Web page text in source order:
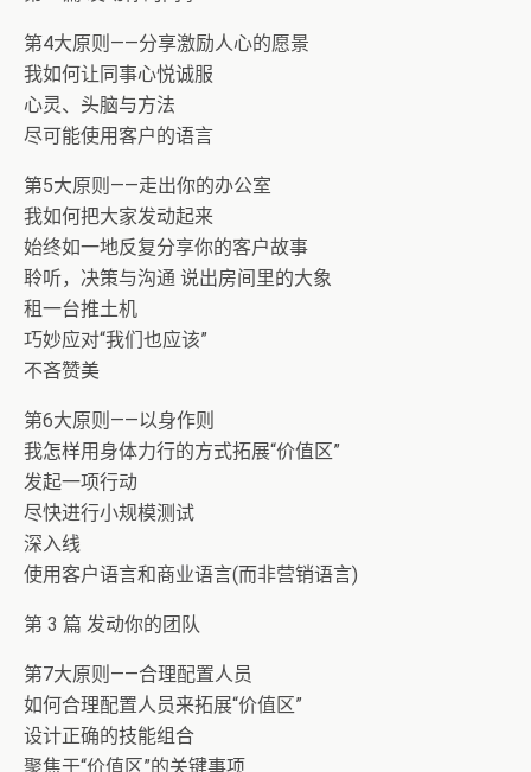
第4大原则——分享激励人心的愿景
我如何让同事心悦诚服
心灵、头脑与方法
尽可能使用客户的语言
第5大原则——走出你的办公室
我如何把大家发动起来
始终如一地反复分享你的客户故事
聆听，决策与沟通 说出房间里的大象
租一台推土机
巧妙应对“我们也应该”
不吝赞美
第6大原则——以身作则
我怎样用身体力行的方式拓展“价值区”
发起一项行动
尽快进行小规模测试
深入线
使用客户语言和商业语言(而非营销语言)
第 3 篇 发动你的团队
第7大原则——合理配置人员
如何合理配置人员来拓展“价值区”
设计正确的技能组合
聚焦于“价值区”的关键事项